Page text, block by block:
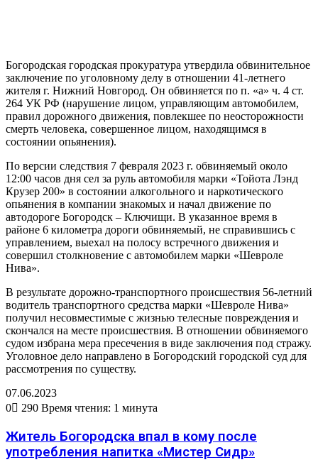
Богородская городская прокуратура утвердила обвинительное
заключение по уголовному делу в отношении 41-летнего
жителя г. Нижний Новгород. Он обвиняется по п. «а» ч. 4 ст.
264 УК РФ (нарушение лицом, управляющим автомобилем,
правил дорожного движения, повлекшее по неосторожности
смерть человека, совершенное лицом, находящимся в
состоянии опьянения).
По версии следствия 7 февраля 2023 г. обвиняемый около
12:00 часов дня сел за руль автомобиля марки «Тойота Лэнд
Крузер 200» в состоянии алкогольного и наркотического
опьянения в компании знакомых и начал движение по
автодороге Богородск – Ключищи. В указанное время в
районе 6 километра дороги обвиняемый, не справившись с
управлением, выехал на полосу встречного движения и
совершил столкновение с автомобилем марки «Шевроле
Нива».
В результате дорожно-транспортного происшествия 56-летний
водитель транспортного средства марки «Шевроле Нива»
получил несовместимые с жизнью телесные повреждения и
скончался на месте происшествия. В отношении обвиняемого
судом избрана мера пресечения в виде заключения под стражу.
Уголовное дело направлено в Богородский городской суд для
рассмотрения по существу.
07.06.2023
0
290 Время чтения: 1 минута
Житель Богородска впал в кому после
употребления напитка «Мистер Сидр»